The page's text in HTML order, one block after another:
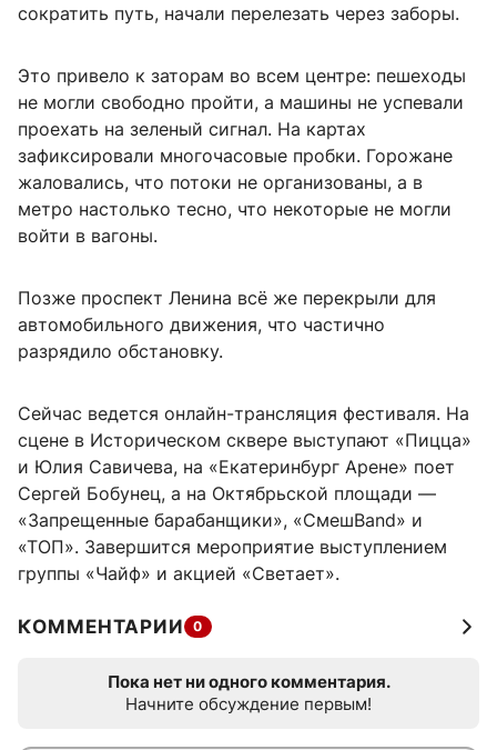
сократить путь, начали перелезать через заборы.
Это привело к заторам во всем центре: пешеходы
не могли свободно пройти, а машины не успевали
проехать на зеленый сигнал. На картах
зафиксировали многочасовые пробки. Горожане
жаловались, что потоки не организованы, а в
метро настолько тесно, что некоторые не могли
войти в вагоны.
Позже проспект Ленина всё же перекрыли для
автомобильного движения, что частично
разрядило обстановку.
Сейчас ведется онлайн-трансляция фестиваля. На
сцене в Историческом сквере выступают «Пицца»
и Юлия Савичева, на «Екатеринбург Арене» поет
Сергей Бобунец, а на Октябрьской площади —
«Запрещенные барабанщики», «СмешBand» и
«ТОП». Завершится мероприятие выступлением
группы «Чайф» и акцией «Светает».
КОММЕНТАРИИ 0
Пока нет ни одного комментария.
Начните обсуждение первым!